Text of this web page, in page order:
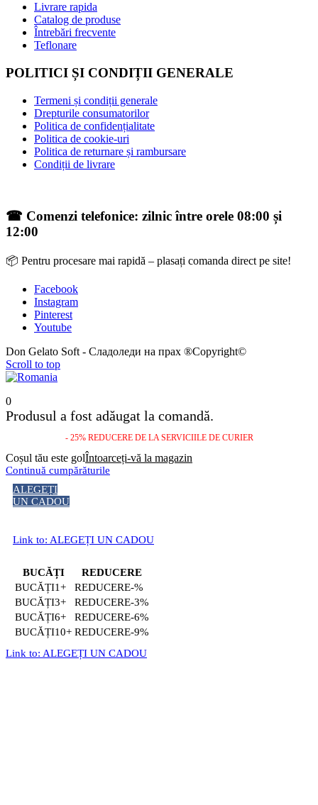
Livrare rapida
Catalog de produse
Întrebări frecvente
Teflonare
POLITICI ȘI CONDIȚII GENERALE
Termeni și condiții generale
Drepturile consumatorilor
Politica de confidențialitate
Politica de cookie-uri
Politica de returnare și rambursare
Condiții de livrare
☎ Comenzi telefonice: zilnic între orele 08:00 și
12:00
📦 Pentru procesare mai rapidă – plasați comanda direct pe site!
Facebook
Instagram
Pinterest
Youtube
Don Gelato Soft - Сладоледи на прах ®Copyright©
Scroll to top
0
Produsul a fost adăugat la comandă.
- 25% REDUCERE DE LA SERVICIILE DE CURIER
Coșul tău este golÎntoarceți-vă la magazin
Continuă cumpărăturile
ALEGEȚI
UN CADOU
Link to: ALEGEȚI UN CADOU
BUCĂȚI
REDUCERE
1+
-%
3+
-3%
6+
-6%
10+
-9%
Link to: ALEGEȚI UN CADOU